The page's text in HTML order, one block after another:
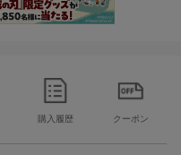
購入履歴 クーポン